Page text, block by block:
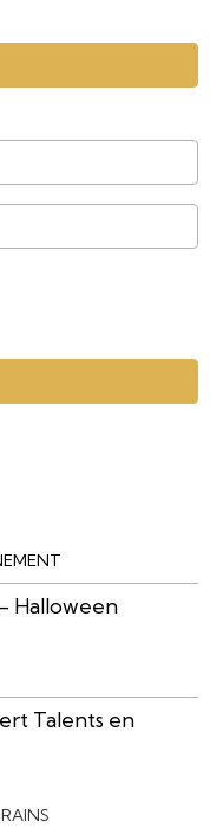
Halloween
Talents en